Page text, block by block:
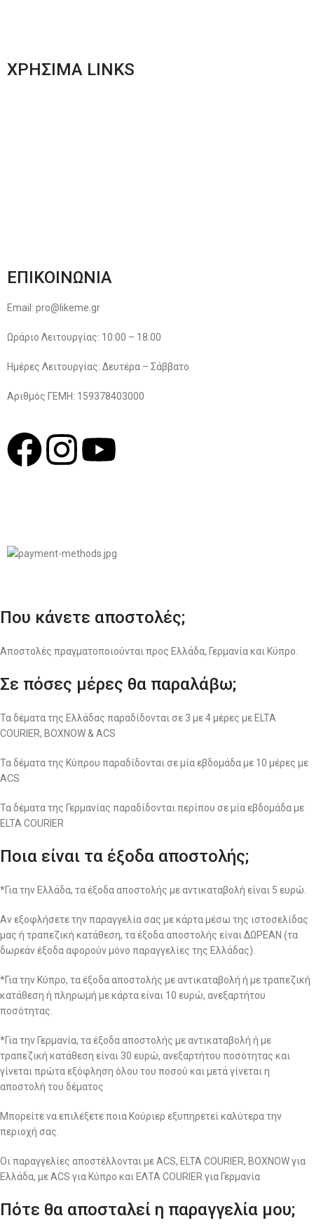
ΧΡΗΣΙΜΑ LINKS
ΕΠΙΚΟΙΝΩΝΙΑ
Email: pro@likeme.gr
Ωράριο Λειτουργίας: 10:00 – 18:00
Ημέρες Λειτουργίας: Δευτέρα – Σάββατο
Αριθμός ΓΕΜΗ: 159378403000
Που κάνετε αποστολές;
Αποστολές πραγματοποιούνται προς Ελλάδα, Γερμανία και Κύπρο.
Σε πόσες μέρες θα παραλάβω;
Τα δέματα της Ελλάδας παραδίδονται σε 3 με 4 μέρες με ELTA
COURIER, BOXNOW & ACS
Τα δέματα της Κύπρου παραδίδονται σε μία εβδομάδα με 10 μέρες με
ACS
Τα δέματα της Γερμανίας παραδίδονται περίπου σε μία εβδομάδα με
ELTA COURIER
Ποια είναι τα έξοδα αποστολής;
*Για την Ελλάδα, τα έξοδα αποστολής με αντικαταβολή είναι 5 ευρώ.
Αν εξοφλήσετε την παραγγελία σας με κάρτα μέσω της ιστοσελίδας
μας ή τραπεζική κατάθεση, τα έξοδα αποστολής είναι ΔΩΡΕΑΝ (τα
δωρεάν έξοδα αφορούν μόνο παραγγελίες της Ελλάδας).
*Για την Κύπρο, τα έξοδα αποστολής με αντικαταβολή ή με τραπεζική
κατάθεση ή πληρωμή με κάρτα είναι 10 ευρώ, ανεξαρτήτου
ποσότητας.
*Για την Γερμανία, τα έξοδα αποστολής με αντικαταβολή ή με
τραπεζική κατάθεση είναι 30 ευρώ, ανεξαρτήτου ποσότητας και
γίνεται πρώτα εξόφληση όλου του ποσού και μετά γίνεται η
αποστολή του δέματος
Μπορείτε να επιλέξετε ποια Κούριερ εξυπηρετεί καλύτερα την
περιοχή σας.
Οι παραγγελίες αποστέλλονται με ACS, ELTA COURIER, BOXNOW για
Ελλάδα, με ACS για Κύπρο και ΕΛΤΑ COURIER για Γερμανία
Πότε θα αποσταλεί η παραγγελία μου;